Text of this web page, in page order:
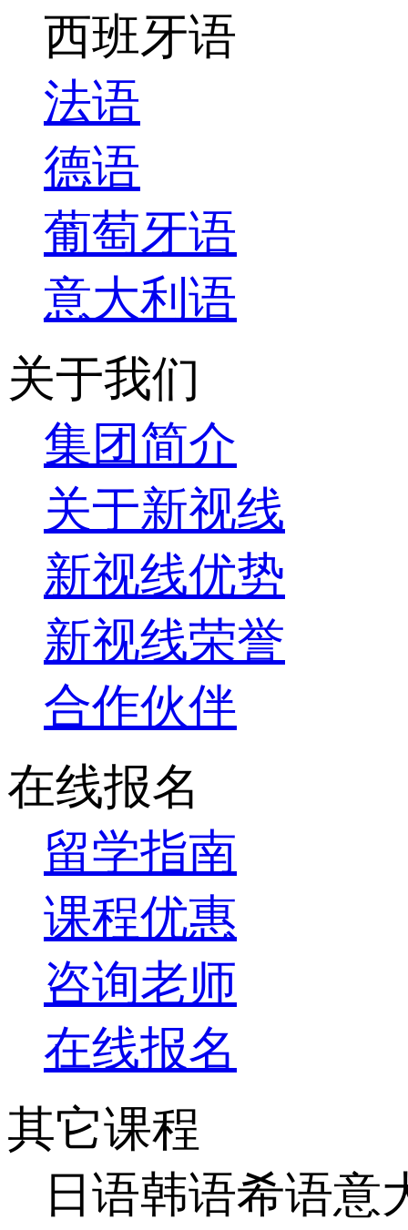
西班牙语
法语
德语
葡萄牙语
意大利语
关于我们
集团简介
关于新视线
新视线优势
新视线荣誉
合作伙伴
在线报名
留学指南
课程优惠
咨询老师
在线报名
其它课程
日语韩语希语意